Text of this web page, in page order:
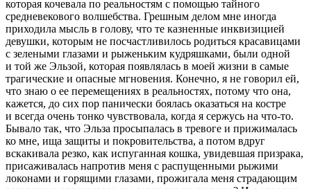
которая кочевала по реальностям с помощью тайного
средневекового волшебства. Грешным делом мне иногда
приходила мысль в голову, что те казненные инквизицией
девушки, которым не посчастливилось родиться красавицами
с зелеными глазами и рыженьким кудряшками, были одной
и той же Эльзой, которая появлялась в моей жизни в самые
трагические и опасные мгновения. Конечно, я не говорил ей,
что знаю о ее перемещениях в реальностях, потому что она,
кажется, до сих пор панически боялась оказаться на костре
и всегда очень тонко чувствовала, когда я сержусь на что-то.
Бывало так, что Эльза просыпалась в тревоге и прижималась
ко мне, ища защиты и покровительства, а потом вдруг
вскакивала резко, как испуганная кошка, увидевшая призрака,
присаживалась напротив меня с распущенными рыжими
локонами и горящими глазами, прожигала меня страдающим